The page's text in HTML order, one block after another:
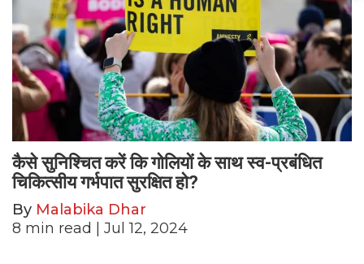
कैसे सुनिश्चित करें कि गोलियों के साथ स्व-प्रबंधित
चिकित्सीय गर्भपात सुरक्षित हो?
By Malabika Dhar
8 min read | Jul 12, 2024